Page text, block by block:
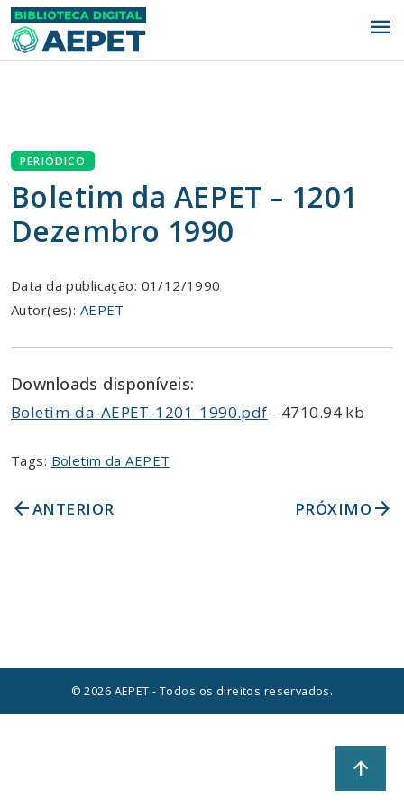
menu
PERIÓDICO
Boletim da AEPET – 1201
Dezembro 1990
Data da publicação: 01/12/1990
Autor(es): AEPET
Downloads disponíveis:
Boletim-da-AEPET-1201_1990.pdf - 4710.94 kb
Tags: Boletim da AEPET
arrow_backANTERIOR PRÓXIMO arrow_forward
© 2026 AEPET - Todos os direitos reservados.
arrow_upward